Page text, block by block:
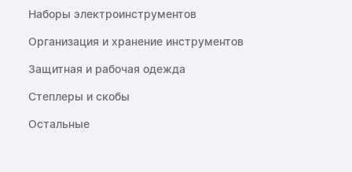
Наборы электроинструментов
Организация и хранение инструментов
Защитная и рабочая одежда
Степлеры и скобы
Остальные